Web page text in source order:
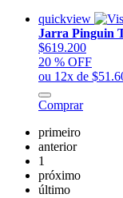
quickview
Jarra Pinguin
$619.200
20 % OFF
ou 12x de
Comprar
primeiro
anterior
1
próximo
último